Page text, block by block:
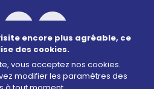
encore plus agréable, ce
des cookies.
vous acceptez nos cookies.
modifier les paramètres des